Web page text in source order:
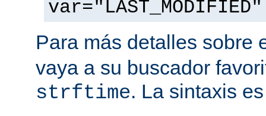
Para más detalles sobre
vaya a su buscador
strftime. La sintaxis